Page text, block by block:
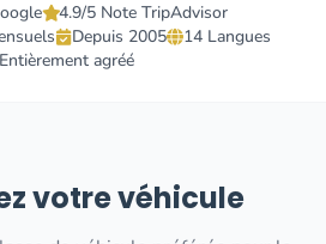
4.9/5 Note TripAdvisor
Depuis 2005
14 Langues
agréé
votre véhicule